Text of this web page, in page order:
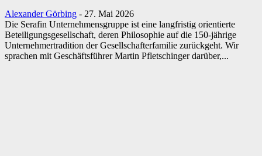
Alexander Görbing - 27. Mai 2026
Die Serafin Unternehmensgruppe ist eine langfristig orientierte
Beteiligungsgesellschaft, deren Philosophie auf die 150-jährige
Unternehmertradition der Gesellschafterfamilie zurückgeht. Wir
sprachen mit Geschäftsführer Martin Pfletschinger darüber,...